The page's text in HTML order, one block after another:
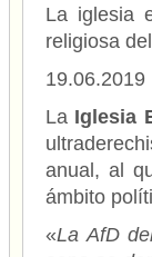
La iglesia
religiosa
19.06.2019
La Iglesia
anual, al
ámbito
«La AfD